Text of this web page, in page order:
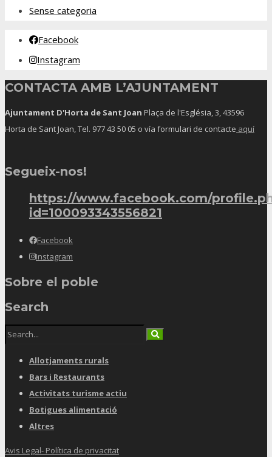
Sense categoria
Facebook
Instagram
CONTACTA AMB L’AJUNTAMENT
Ajuntament D'Horta de Sant Joan Plaça de l'Església, 3, 43596
Horta de Sant Joan, Tel. 977 43 50 05 o vía formulari de contacte aquí
Segueix-nos!
https://www.facebook.com/
id=100093343556821
Facebook
Instagram
Sobre el poble
Search
Allotjaments rurals
Bars i Restaurants
Activitats turisme actiu
Botigues alimentació
Altres
Avis Legal- Política de privacitat